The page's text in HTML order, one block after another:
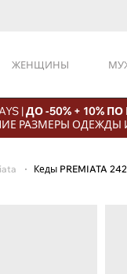
ЖЕНЩИНЫ
|ДО -50% + 10%
РАЗМЕРЫ ОДЕЖДЫ
Кеды PREMIATA